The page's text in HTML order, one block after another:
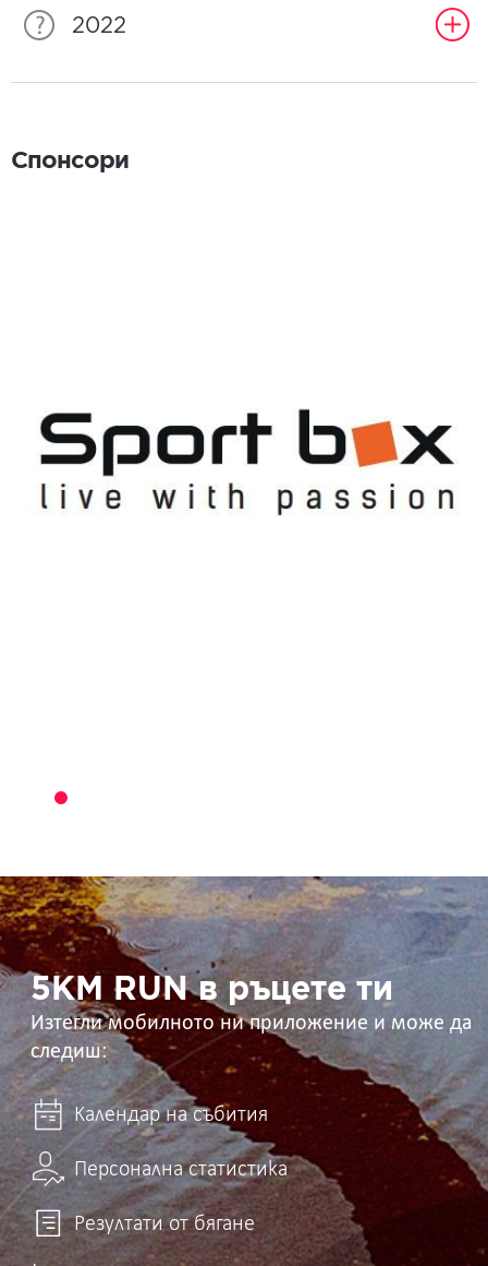
2022
Спонсори
5KM
RUN
в
ръцете
ти 5KM RUN в ръцете ти
Изтегли мобилното ни приложение и може да
следиш:
Календар на събития
Персонална статистика
Резултати от бягане